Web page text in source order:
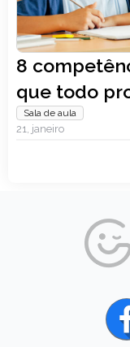
8
que todo
Sala de aula
21, janeiro